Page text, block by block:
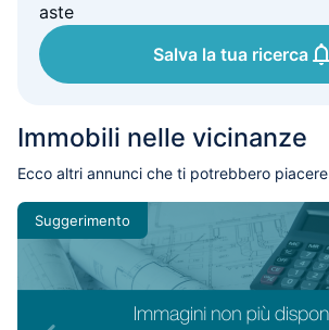
aste
Salva la tua ricerca
Immobili nelle vicinanze
Ecco altri annunci che ti potrebbero piacere
Suggerimento